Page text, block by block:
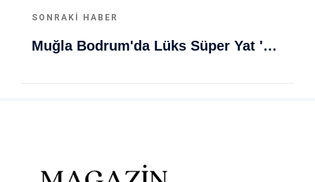
SONRAKI HABER
Muğla Bodrum'da Lüks Süper Yat 'Golden Odyssey' Demirledi